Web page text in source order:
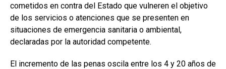
cometidos en contra del Estado que vulneren el objetivo
de los servicios o atenciones que se presenten en
situaciones de emergencia sanitaria o ambiental,
declaradas por la autoridad competente.
El incremento de las penas oscila entre los 4 y 20 años de